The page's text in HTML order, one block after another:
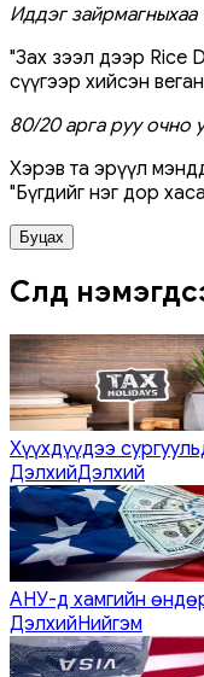
Иддэг зайрмагныхаа
"Зах зээл дээр Rice
сүүгээр хийсэн
80/20 арга руу очно
Хэрэв та эрүүл
"Бүгдийг нэг дор
Буцах
Сүүлд
Хүүхдүүдээ
ДэлхийДэлхий
АНУ-д хамгийн
ДэлхийНийгэм